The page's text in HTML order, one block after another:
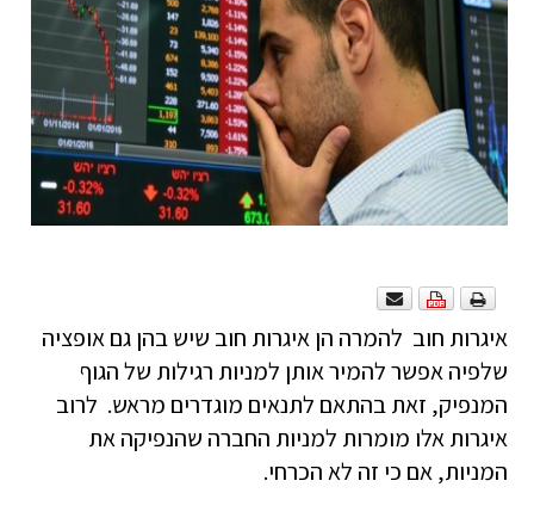
איגרות חוב להמרה הן איגרות חוב שיש בהן גם אופציה
שלפיה אפשר להמיר אותן למניות רגילות של הגוף
המנפיק, זאת בהתאם לתנאים מוגדרים מראש. לרוב
איגרות אלו מומרות למניות החברה שהנפיקה את
המניות, אם כי זה לא הכרחי.